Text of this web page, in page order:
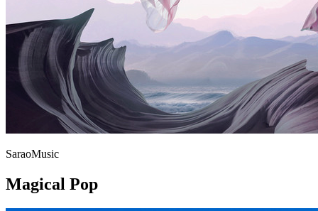
SaraoMusic
Magical Pop